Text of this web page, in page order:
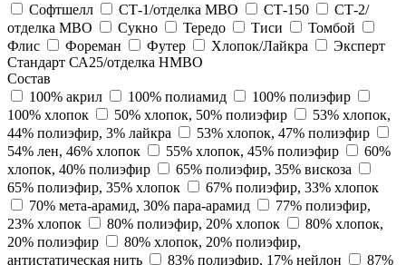
Софтшелл
СТ-1/отделка МВО СТ-150
СТ-2/
отделка МВО
Сукно Тередо Тиси
Томбой
Флис
Фореман Футер Хлопок/Лайкра
Эксперт
Стандарт СА25/отделка НМВО
Состав
100% акрил
100% полиамид
100% полиэфир
100% хлопок
50% хлопок, 50% полиэфир
53% хлопок,
44% полиэфир, 3% лайкра
53% хлопок, 47% полиэфир
54% лен, 46% хлопок
55% хлопок, 45% полиэфир
60%
хлопок, 40% полиэфир
65% полиэфир, 35% вискоза
65% полиэфир, 35% хлопок
67% полиэфир, 33% хлопок
70% мета-арамид, 30% пара-арамид
77% полиэфир,
23% хлопок
80% полиэфир, 20% хлопок
80% хлопок,
20% полиэфир
80% хлопок, 20% полиэфир,
антистатическая нить
83% полиэфир, 17% нейлон 87%